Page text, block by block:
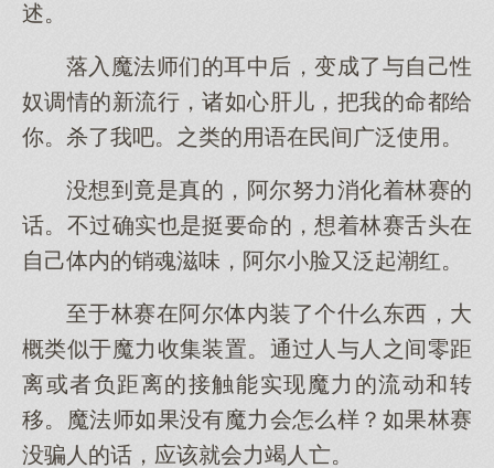
述。
落入魔法师们的耳中后，变成了与自己性
奴调情的新流行，诸如心肝儿，把我的命都给
你。杀了我吧。之类的用语在民间广泛使用。
没想到竟是真的，阿尔努力消化着林赛的
话。不过确实也是挺要命的，想着林赛舌头在
自己体内的销魂滋味，阿尔小脸又泛起潮红。
至于林赛在阿尔体内装了个什么东西，大
概类似于魔力收集装置。通过人与人之间零距
离或者负距离的接触能实现魔力的流动和转
移。魔法师如果没有魔力会怎么样？如果林赛
没骗人的话，应该就会力竭人亡。